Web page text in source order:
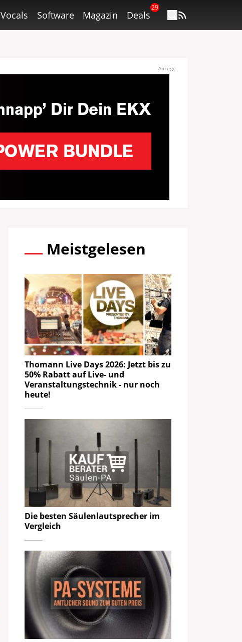
Vocals Software Magazin Deals
29
Anzeige
Meistgelesen
Thomann Live Days 2026: Jetzt bis zu
50% Rabatt auf Live- und
Veranstaltungstechnik - nur noch
heute!
Die besten Säulenlautsprecher im
Vergleich